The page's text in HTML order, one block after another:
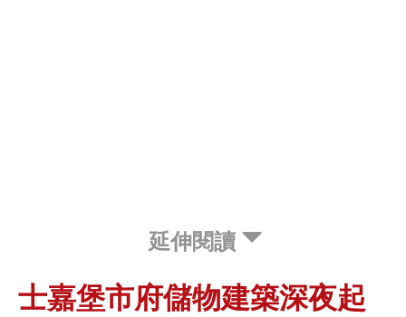
延伸閱讀
士嘉堡市府儲物建築深夜起